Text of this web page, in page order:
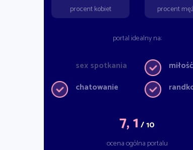
procent kobiet procent
portal idealny na:
sex spotkania
chatowanie
miłość
7, 1 / 10
ocena ogólna portalu